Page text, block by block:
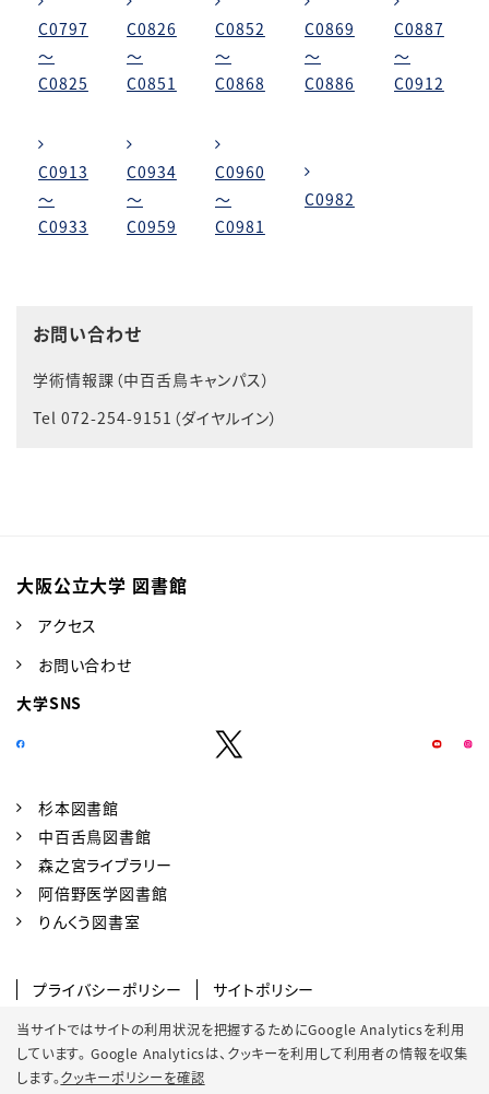
C0797
～
C0825
C0826
～
C0851
C0852
～
C0868
C0869
～
C0886
C0887
～
C0912
C0913
～
C0933
C0934
～
C0959
C0960
～
C0981
C0982
お問い合わせ
学術情報課（中百舌鳥キャンパス）
Tel 072-254-9151（ダイヤルイン）
当サイトではサイトの利用状況を把握するためにGoogle Analyticsを利用
しています。 Google Analyticsは、 クッキーを利用して利用者の情報を収集
します。クッキーポリシーを確認
大阪公立大学 図書館
アクセス
お問い合わせ
大学SNS
杉本図書館
中百舌鳥図書館
森之宮ライブラリー
阿倍野医学図書館
りんくう図書室
プライバシーポリシー
サイトポリシー
SNSポリシー
クッキーポリシー
サイトマップ